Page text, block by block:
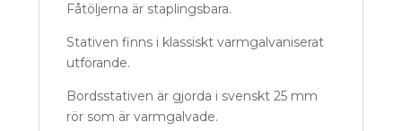
Fåtöljerna är staplingsbara.
Stativen finns i klassiskt varmgalvaniserat
utförande.
Bordsstativen är gjorda i svenskt 25 mm
rör som är varmgalvade.